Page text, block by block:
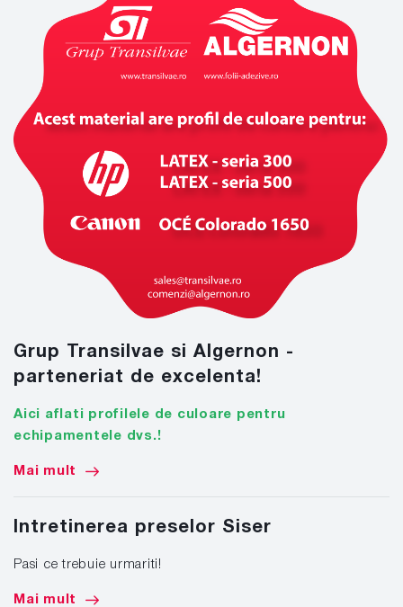
Grup Transilvae si Algernon -
parteneriat de excelenta!
Aici aflati profilele de culoare pentru
echipamentele dvs.!
Mai mult
Intretinerea preselor Siser
Pasi ce trebuie urmariti!
Mai mult